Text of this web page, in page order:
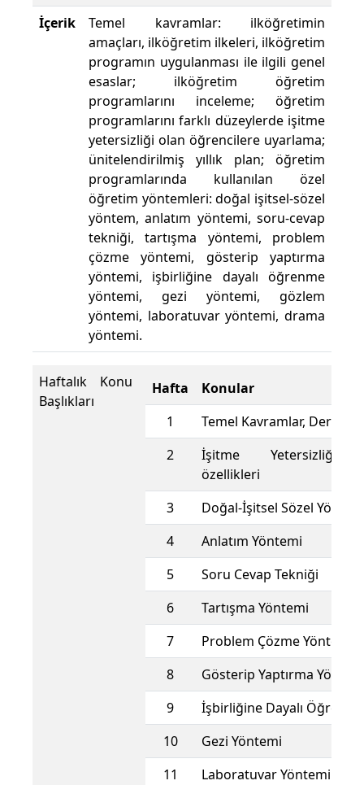
İçerik
Temel kavramlar: ilköğretimin
amaçları, ilköğretim ilkeleri, ilköğretim
programın uygulanması ile ilgili genel
esaslar; ilköğretim öğretim
programlarını inceleme; öğretim
programlarını farklı düzeylerde işitme
yetersizliği olan öğrencilere uyarlama;
ünitelendirilmiş yıllık plan; öğretim
programlarında kullanılan özel
öğretim yöntemleri: doğal işitsel-sözel
yöntem, anlatım yöntemi, soru-cevap
tekniği, tartışma yöntemi, problem
çözme yöntemi, gösterip yaptırma
yöntemi, işbirliğine dayalı öğrenme
yöntemi, gezi yöntemi, gözlem
yöntemi, laboratuvar yöntemi, drama
yöntemi.
Haftalık Konu
Başlıkları
Hafta
Konular
1
Temel Kavramlar, Ders
2
İşitme Yetersizliği
özellikleri
3
Doğal-İşitsel Sözel Yöntem
4
Anlatım Yöntemi
5
Soru Cevap Tekniği
6
Tartışma Yöntemi
7
Problem Çözme Yöntemi
8
Gösterip Yaptırma
9
İşbirliğine Dayalı
10
Gezi Yöntemi
11
Laboratuvar Yöntemi